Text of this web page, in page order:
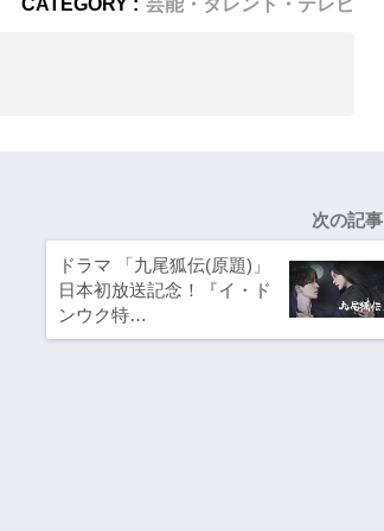
次の記事
ドラマ 「九尾狐伝(原題)」
日本初放送記念！『イ・ド
ンウク特…